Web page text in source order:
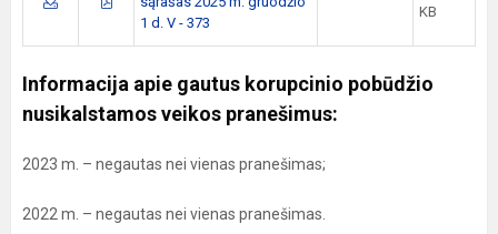
1 d. V - 373
KB
Informacija apie gautus korupcinio pobūdžio
nusikalstamos veikos pranešimus:
2023 m. – negautas nei vienas pranešimas;
2022 m. – negautas nei vienas pranešimas.